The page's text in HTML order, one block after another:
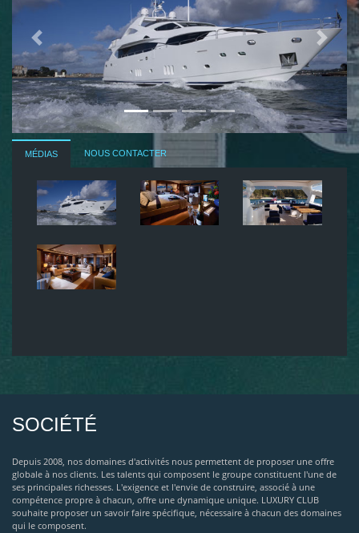
Previous Next
MÉDIAS NOUS CONTACTER
SOCIÉTÉ
Depuis 2008, nos domaines d'activités nous permettent de proposer une offre
globale à nos clients. Les talents qui composent le groupe constituent l'une de
ses principales richesses. L'exigence et l'envie de construire, associé à une
compétence propre à chacun, offre une dynamique unique. LUXURY CLUB
souhaite proposer un savoir faire spécifique, nécessaire à chacun des domaines
qui le composent.